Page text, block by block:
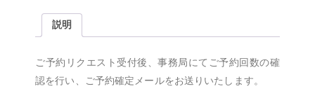
説明
ご予約リクエスト受付後、事務局にてご予約回数の確
認を行い、ご予約確定メールをお送りいたします。